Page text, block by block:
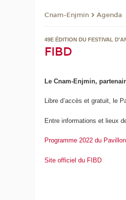
Cnam-Enjmin Agenda
49E ÉDITION DU FESTIVAL
FIBD
Le Cnam-Enjmin,
Libre d’accès et gratuit, le
Entre informations et lieux
Programme 2022 du
Site officiel du FIBD